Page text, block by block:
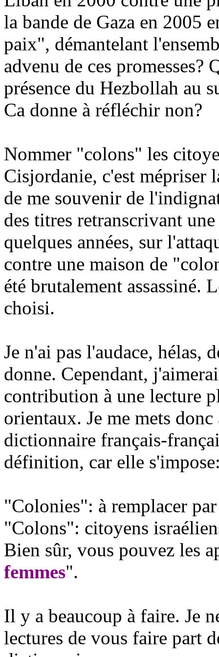
la bande de Gaza en 2005
paix", démantelant
advenu de ces promesses?
présence du Hezbollah au
Ca donne à réfléchir non?
Nommer "colons" les
Cisjordanie, c'est mépriser
de me souvenir de
des titres retranscrivant
quelques années, sur
contre une maison de
été brutalement assassiné.
choisi.
Je n'ai pas l'audace, hélas,
donne. Cependant,
contribution à une lecture
orientaux. Je me mets
dictionnaire français-
définition, car elle
"Colonies": à remplacer
"Colons": citoyens
Bien sûr, vous pouvez les
femmes".
Il y a beaucoup à faire. Je
lectures de vous faire part